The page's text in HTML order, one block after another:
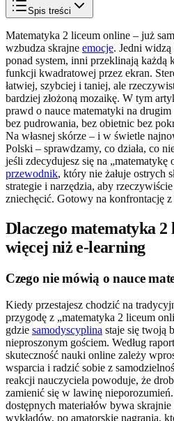
Spis treści
Matematyka 2 liceum online – już
wzbudza skrajne emocje. Jedni
ponad system, inni przeklinają każdą
funkcji kwadratowej przez ekran.
łatwiej, szybciej i taniej, ale
bardziej złożoną mozaikę. W tym
prawd o nauce matematyki na
bez pudrowania, bez obietnic bez
Na własnej skórze – i w świetle
Polski – sprawdzamy, co działa, co
jeśli zdecydujesz się na „matematykę
przewodnik, który nie żałuje ostrych
strategie i narzędzia, aby
zniechęcić. Gotowy na konfrontację
Dlaczego matematyka
więcej niż e-learning
Czego nie mówią o nauce
Kiedy przestajesz chodzić na
przygodę z „matematyka 2 liceum
gdzie samodyscyplina staje się twoją
nieproszonym gościem. Według
skuteczność nauki online zależy
wsparcia i radzić sobie z
reakcji nauczyciela powoduje, że
zamienić się w lawinę
dostępnych materiałów bywa
wykładów, po amatorskie nagrania,